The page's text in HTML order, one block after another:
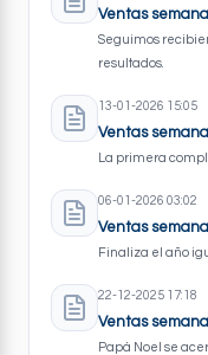
Ventas
Seguimos
resultados.
13-01-2026 15:05
Ventas
La primera
06-01-2026 03:02
Ventas
Finaliza el año
22-12-2025 17:18
Ventas
Papá Noel se